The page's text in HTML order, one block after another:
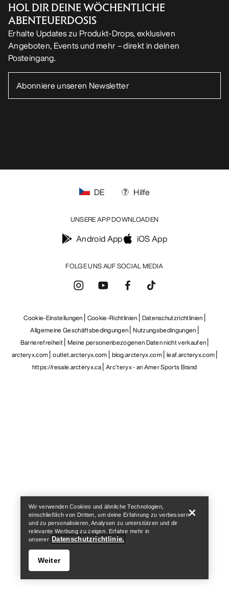
HOL DIR DEINE WÖCHENTLICHE
ABENTEUERDOSIS
Erhalte Updates zu Produkt-Drops, exklusiven
Angeboten, Events und mehr – direkt in deinen
Posteingang.
FOLGE UNS AUF SOCIAL MEDIA
DE Hilfe
UNSERE APP DOWNLOADEN
Android App iOS App
Cookie-Einstellungen Cookie-Richtlinien Datenschutzrichtlinien
Allgemeine Geschäftsbedingungen Nutzungsbedingungen
Barrierefreiheit Meine personenbezogenen Daten nicht verkaufen
arcteryx.com outlet.arcteryx.com blog.arcteryx.com leaf.arcteryx.com
https://resale.arcteryx.ca Arc'teryx - an Amer Sports Brand
Wir verwenden Cookies und ähnliche Technologien,
einschließlich von Dritten, um deine Erfahrung zu verbessern
und zu personalisieren, Analysen zu unterstützen und dir
relevante Werbung zu zeigen. Erfahre mehr in
unserer Datenschutzrichtlinie.
Weiter